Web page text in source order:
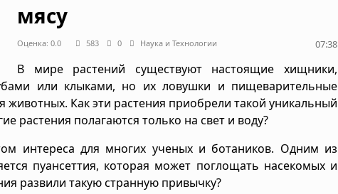
мясу
Оценка: 0.0 583 0 Наука и Технологии 07:38
В мире растений существуют настоящие хищники,
или клыками, но их ловушки и пищеварительные
Как эти растения приобрели такой уникальный
растения полагаются только на свет и воду?
интереса для многих ученых и ботаников. Одним из
пуансеттия, которая может поглощать насекомых и
развили такую странную привычку?